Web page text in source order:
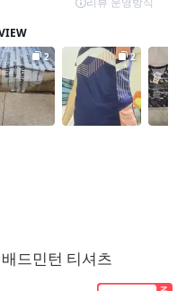
드민턴 티셔츠